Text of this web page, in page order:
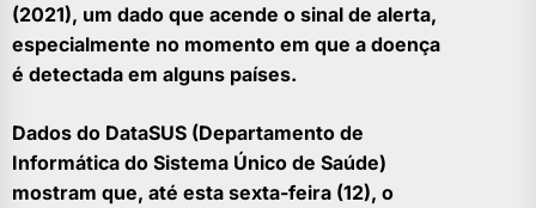
(2021), um dado que acende o sinal de alerta,
especialmente no momento em que a doença
é detectada em alguns países.
Dados do DataSUS (Departamento de
Informática do Sistema Único de Saúde)
mostram que, até esta sexta-feira (12), o